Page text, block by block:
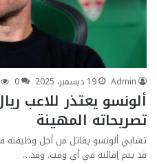
Admin
19 ديسمبر، 2025 0
ألونسو يعتذر للاعب
تصريحاته المهينة
تشابي ألونسو يقاتل من أجل وظيفته
قد يتم إقالته في أي وقت. وقد…